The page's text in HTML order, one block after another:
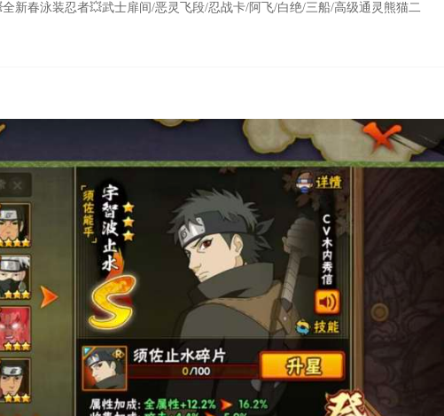
新春泳装忍者💥武士扉间/恶灵飞段/忍战卡/阿飞/白绝/三船/高级通灵熊猫二